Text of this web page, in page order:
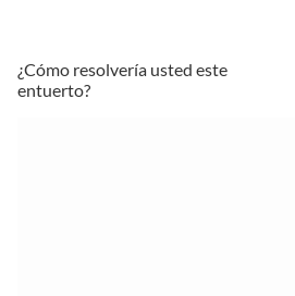
¿Cómo resolvería usted este
entuerto?